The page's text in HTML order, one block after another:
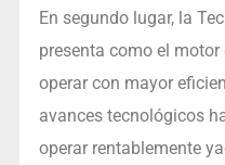
En segundo lugar, la
presenta como el
operar con mayor
avances tecnológicos
operar rentablemente